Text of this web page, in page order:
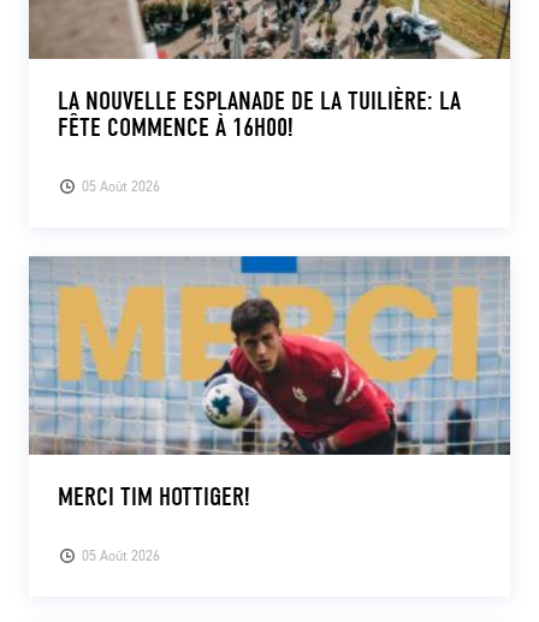
05 Août 2026
LA NOUVELLE ESPLANADE DE LA TUILIÈRE: LA
FÊTE COMMENCE À 16H00!
05 Août 2026
MERCI TIM HOTTIGER!